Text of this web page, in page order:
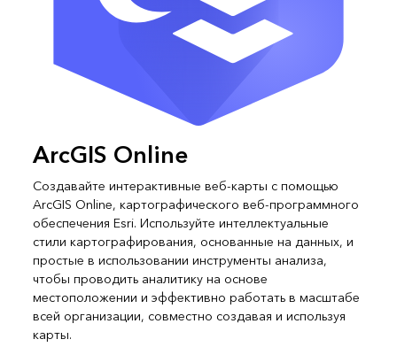
ArcGIS Online
Создавайте интерактивные веб-карты с помощью
ArcGIS Online, картографического веб-программного
обеспечения Esri. Используйте интеллектуальные
стили картографирования, основанные на данных, и
простые в использовании инструменты анализа,
чтобы проводить аналитику на основе
местоположении и эффективно работать в масштабе
всей организации, совместно создавая и используя
карты.